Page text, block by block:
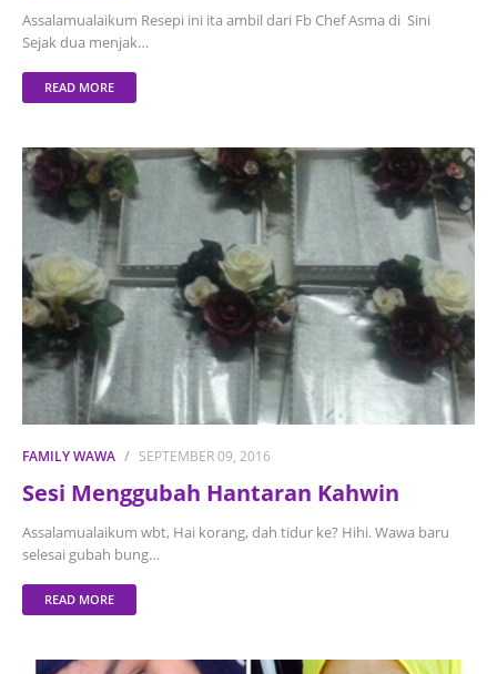
Assalamualaikum Resepi ini ita ambil dari Fb Chef Asma di Sini
Sejak dua menjak…
READ MORE
FAMILY WAWA SEPTEMBER 09, 2016
Sesi Menggubah Hantaran Kahwin
Assalamualaikum wbt, Hai korang, dah tidur ke? Hihi. Wawa baru
selesai gubah bung…
READ MORE